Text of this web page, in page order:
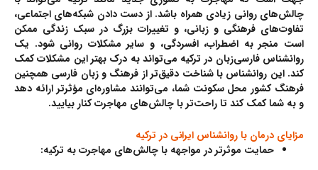
چالش‌های روانی زیادی همراه باشد. از دست دادن شبکه‌های اجتماعی،
تفاوت‌های فرهنگی و زبانی، و تغییرات بزرگ در سبک زندگی ممکن
است منجر به اضطراب، افسردگی، و سایر مشکلات روانی شود. یک
روانشناس فارسی‌زبان در ترکیه می‌تواند به درک بهتر این مشکلات کمک
کند. این روانشناس با شناخت دقیق‌تر از فرهنگ و زبان فارسی همچنین
فرهنگ کشور محل سکونت شما، می‌توانند مشاوره‌ای مؤثرتر ارائه دهد
و به شما کمک کند تا راحت‌تر با چالش‌های مهاجرت کنار بیایید.
مزایای درمان با روانشناس ایرانی در ترکیه
حمایت موثرتر در مواجهه با چالش‌های مهاجرت به ترکیه: